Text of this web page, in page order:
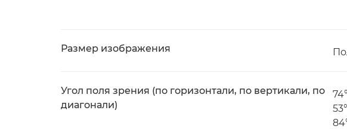
Размер изображения
Угол поля зрения (по горизонтали, по вертикали, по
диагонали)